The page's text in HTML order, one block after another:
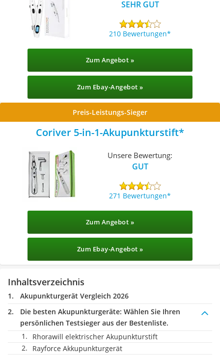
SEHR GUT
210 Bewertungen
Zum Angebot »
Zum Ebay-Angebot »
Preis-Leistungs-Sieger
Coriver 5-in-1-Akupunkturstift
Unsere Bewertung:
GUT
271 Bewertungen
Zum Angebot »
Zum Ebay-Angebot »
Inhaltsverzeichnis
Akupunkturgerät Vergleich 2026
Die besten Akupunkturgeräte: Wählen Sie Ihren
persönlichen Testsieger aus der Bestenliste.
Rhorawill elektrischer Akupunkturstift
Rayforce Akkupunkturgerät